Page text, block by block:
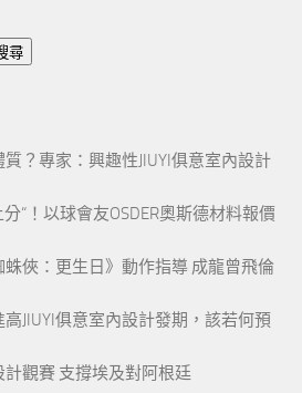
尋
？專家：興趣性JIUYI俱意室內設計
“！以球會友OSDER奧斯德材料報價
俠：更生日》動作指導 成龍曾飛倫
JIUYI俱意室內設計發期，該若何預
觀賽 支撐埃及對阿根廷